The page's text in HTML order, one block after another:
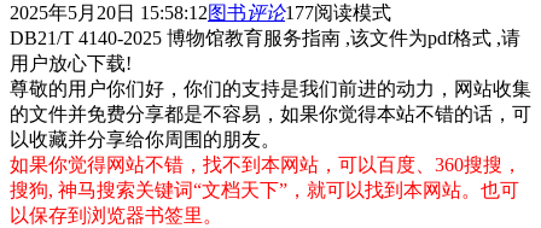
2025年5月20日 15:58:12图书评论177阅读模式
DB21/T 4140-2025 博物馆教育服务指南 ,该文件为pdf格式 ,请
用户放心下载!
尊敬的用户你们好，你们的支持是我们前进的动力，网站收集
的文件并免费分享都是不容易，如果你觉得本站不错的话，可
以收藏并分享给你周围的朋友。
如果你觉得网站不错，找不到本网站，可以百度、360搜搜，
搜狗, 神马搜索关键词“文档天下”，就可以找到本网站。也可
以保存到浏览器书签里。